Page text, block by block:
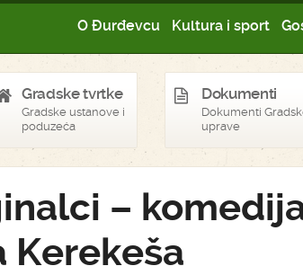
O Đurđevcu Kultura i sport
Gradske tvrtke
Gradske ustanove i
poduzeća
Dokumenti
Dokumenti
uprave
–
Kerekeša